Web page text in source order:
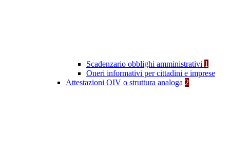
Scadenzario obblighi amministrativi 1
Oneri informativi per cittadini e imprese
Attestazioni OIV o struttura analoga 2